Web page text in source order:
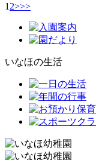
1 2>>>
いなほの生活